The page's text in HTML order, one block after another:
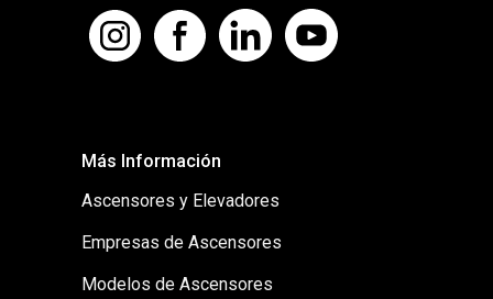
Más Información
Ascensores y Elevadores
Empresas de Ascensores
Modelos de Ascensores